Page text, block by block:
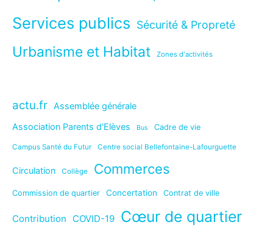
Services publics Sécurité & Propreté
Urbanisme et Habitat Zones d'activités
actu.fr Assemblée générale
Association Parents d'Elèves
Bus Cadre de vie
Campus Santé du Futur Centre social Bellefontaine-Lafourguette
Circulation Collège Commerces
Commission de quartier Concertation Contrat de ville
Contribution COVID-19 Cœur de quartier